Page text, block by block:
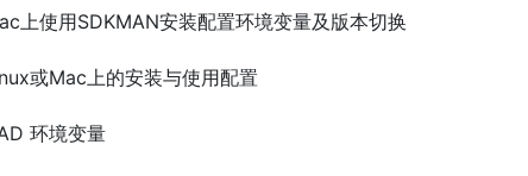
上使用SDKMAN安装配置环境变量及版本切换
或Mac上的安装与使用配置
环境变量